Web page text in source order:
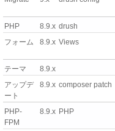
PHP
8.9.x drush
フォーム
8.9.x Views
テーマ
8.9.x
アップデ
ート
8.9.x composer patch
PHP-
FPM
8.9.x PHP